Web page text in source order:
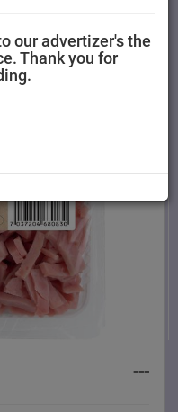
---
our advertizer's the
Thank you for